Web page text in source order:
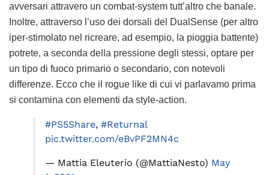
avversari attravero un combat-system tutt’altro che banale.
Inoltre, attraverso l’uso dei dorsali del DualSense (per altro
iper-stimolato nel ricreare, ad esempio, la pioggia battente)
potrete, a seconda della pressione degli stessi, optare per
un tipo di fuoco primario o secondario, con notevoli
differenze. Ecco che il rogue like di cui vi parlavamo prima
si contamina con elementi da style-action.
#PS5Share, #Returnal
pic.twitter.com/eBvPF2MN4c
— Mattia Eleuterio (@MattiaNesto) May